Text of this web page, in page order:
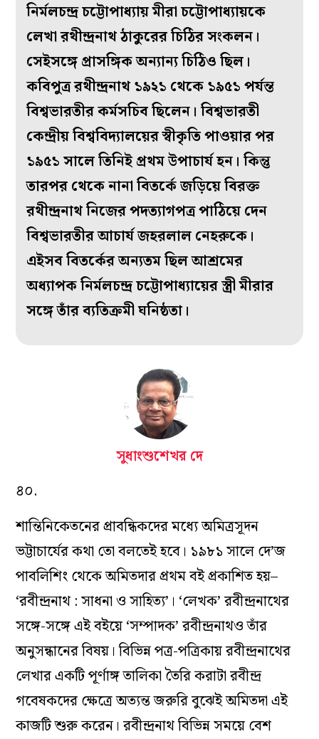
নির্মলচন্দ্র চট্টোপাধ্যায় মীরা চট্টোপাধ্যায়কে
লেখা রথীন্দ্রনাথ ঠাকুরের চিঠির সংকলন।
সেইসঙ্গে প্রাসঙ্গিক অন্যান্য চিঠিও ছিল।
কবিপুত্র রথীন্দ্রনাথ ১৯২১ থেকে ১৯৫১ পর্যন্ত
বিশ্বভারতীর কর্মসচিব ছিলেন। বিশ্বভারতী
কেন্দ্রীয় বিশ্ববিদ্যালয়ের স্বীকৃতি পাওয়ার পর
১৯৫১ সালে তিনিই প্রথম উপাচার্য হন। কিন্তু
তারপর থেকে নানা বিতর্কে জড়িয়ে বিরক্ত
রথীন্দ্রনাথ নিজের পদত্যাগপত্র পাঠিয়ে দেন
বিশ্বভারতীর আচার্য জহরলাল নেহরুকে।
এইসব বিতর্কের অন্যতম ছিল আশ্রমের
অধ্যাপক নির্মলচন্দ্র চট্টোপাধ্যায়ের স্ত্রী মীরার
সঙ্গে তাঁর ব্যতিক্রমী ঘনিষ্ঠতা।
সুধাংশুশেখর দে
৪০.
শান্তিনিকেতনের প্রাবন্ধিকদের মধ্যে অমিত্রসূদন
ভট্টাচার্যের কথা তো বলতেই হবে। ১৯৮১ সালে দে’জ
পাবলিশিং থেকে অমিতদার প্রথম বই প্রকাশিত হয়–
‘রবীন্দ্রনাথ : সাধনা ও সাহিত্য’। ‘লেখক’ রবীন্দ্রনাথের
সঙ্গে-সঙ্গে এই বইয়ে ‘সম্পাদক’ রবীন্দ্রনাথও তাঁর
অনুসন্ধানের বিষয়। বিভিন্ন পত্র-পত্রিকায় রবীন্দ্রনাথের
লেখার একটি পূর্ণাঙ্গ তালিকা তৈরি করাটা রবীন্দ্র
গবেষকদের ক্ষেত্রে অত্যন্ত জরুরি বুঝেই অমিতদা এই
কাজটি শুরু করেন। রবীন্দ্রনাথ বিভিন্ন সময়ে বেশ